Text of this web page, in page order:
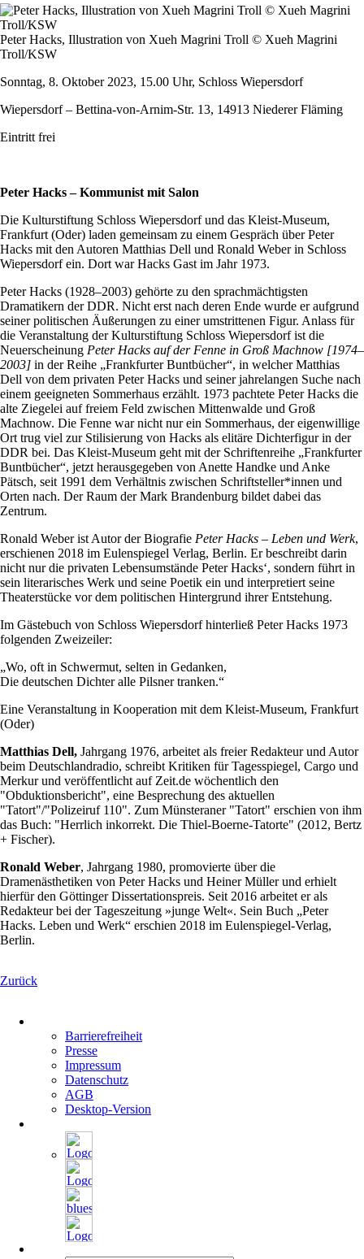
Peter Hacks, Illustration von Xueh Magrini Troll © Xueh Magrini
Troll/KSW
Sonntag, 8. Oktober 2023, 15.00 Uhr, Schloss Wiepersdorf
Wiepersdorf – Bettina-von-Arnim-Str. 13, 14913 Niederer Fläming
Eintritt frei
Peter Hacks – Kommunist mit Salon
Die Kulturstiftung Schloss Wiepersdorf und das Kleist-Museum,
Frankfurt (Oder) laden gemeinsam zu einem Gespräch über Peter
Hacks mit den Autoren Matthias Dell und Ronald Weber in Schloss
Wiepersdorf ein. Dort war Hacks Gast im Jahr 1973.
Peter Hacks (1928–2003) gehörte zu den sprachmächtigsten
Dramatikern der DDR. Nicht erst nach deren Ende wurde er aufgrund
seiner politischen Äußerungen zu einer umstrittenen Figur. Anlass für
die Veranstaltung der Kulturstiftung Schloss Wiepersdorf ist die
Neuerscheinung Peter Hacks auf der Fenne in Groß Machnow [1974–
2003] in der Reihe „Frankfurter Buntbücher“, in welcher Matthias
Dell von dem privaten Peter Hacks und seiner jahrelangen Suche nach
einem geeigneten Sommerhaus erzählt. 1973 pachtete Peter Hacks die
alte Ziegelei auf freiem Feld zwischen Mittenwalde und Groß
Machnow. Die Fenne war nicht nur ein Sommerhaus, der eigenwillige
Ort trug viel zur Stilisierung von Hacks als elitäre Dichterfigur in der
DDR bei. Das Kleist-Museum geht mit der Schriftenreihe „Frankfurter
Buntbücher“, jetzt herausgegeben von Anette Handke und Anke
Pätsch, seit 1991 dem Verhältnis zwischen Schriftsteller*innen und
Orten nach. Der Raum der Mark Brandenburg bildet dabei das
Zentrum.
Ronald Weber ist Autor der Biografie Peter Hacks – Leben und Werk,
erschienen 2018 im Eulenspiegel Verlag, Berlin. Er beschreibt darin
nicht nur die privaten Lebensumstände Peter Hacks‘, sondern führt in
sein literarisches Werk und seine Poetik ein und interpretiert seine
Theaterstücke vor dem politischen Hintergrund ihrer Entstehung.
Im Gästebuch von Schloss Wiepersdorf hinterließ Peter Hacks 1973
folgenden Zweizeiler:
„Wo, oft in Schwermut, selten in Gedanken,
Die deutschen Dichter alle Pilsner tranken.“
Eine Veranstaltung in Kooperation mit dem Kleist-Museum, Frankfurt
(Oder)
Matthias Dell, Jahrgang 1976, arbeitet als freier Redakteur und Autor
beim Deutschlandradio, schreibt Kritiken für Tagesspiegel, Cargo und
Merkur und veröffentlicht auf Zeit.de wöchentlich den
"Obduktionsbericht", eine Besprechung des aktuellen
"Tatort"/"Polizeiruf 110". Zum Münsteraner "Tatort" erschien von ihm
das Buch: "Herrlich inkorrekt. Die Thiel-Boerne-Tatorte" (2012, Bertz
+ Fischer).
Ronald Weber, Jahrgang 1980, promovierte über die
Dramenästhetiken von Peter Hacks und Heiner Müller und erhielt
hierfür den Göttinger Dissertationspreis. Seit 2016 arbeitet er als
Redakteur bei der Tageszeitung »junge Welt«. Sein Buch „Peter
Hacks. Leben und Werk“ erschien 2018 im Eulenspiegel-Verlag,
Berlin.
Zurück
überspringen
Barrierefreiheit
Presse
Impressum
Datenschutz
AGB
Desktop-Version